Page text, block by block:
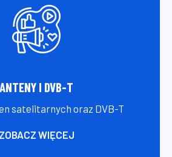
ANTENY I DVB-T
satelitarnych oraz DVB-T
ZOBACZ WIĘCEJ